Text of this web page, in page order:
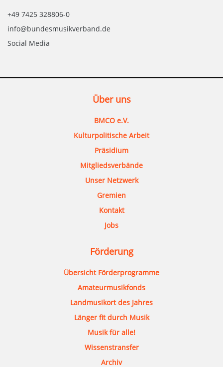
+49 7425 328806-0
info@bundesmusikverband.de
Social Media
Über uns
BMCO e.V.
Kulturpolitische Arbeit
Präsidium
Mitgliedsverbände
Unser Netzwerk
Gremien
Kontakt
Jobs
Förderung
Übersicht Förderprogramme
Amateurmusikfonds
Landmusikort des Jahres
Länger fit durch Musik
Musik für alle!
Wissenstransfer
Archiv